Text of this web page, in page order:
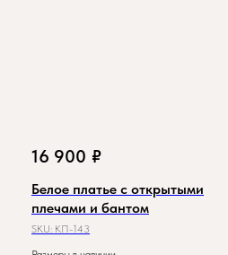
16 900 ₽
Белое платье с открытыми
плечами и бантом
SKU: КП-143